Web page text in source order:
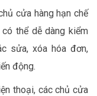
cửa hàng hạn chế
thể dễ dàng kiểm
sửa, xóa hóa đơn,
động.
thoại, các chủ cửa